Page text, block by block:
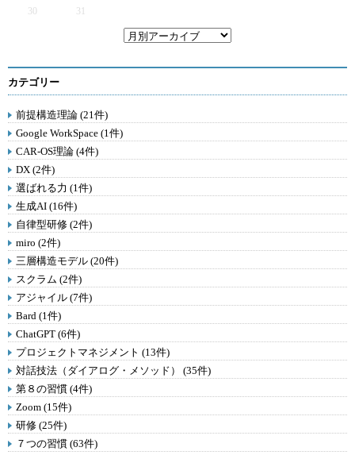
30
31
カテゴリー
前提構造理論 (21件)
Google WorkSpace (1件)
CAR-OS理論 (4件)
DX (2件)
選ばれる力 (1件)
生成AI (16件)
自律型研修 (2件)
miro (2件)
三層構造モデル (20件)
スクラム (2件)
アジャイル (7件)
Bard (1件)
ChatGPT (6件)
プロジェクトマネジメント (13件)
対話技法（ダイアログ・メソッド） (35件)
第８の習慣 (4件)
Zoom (15件)
研修 (25件)
７つの習慣 (63件)